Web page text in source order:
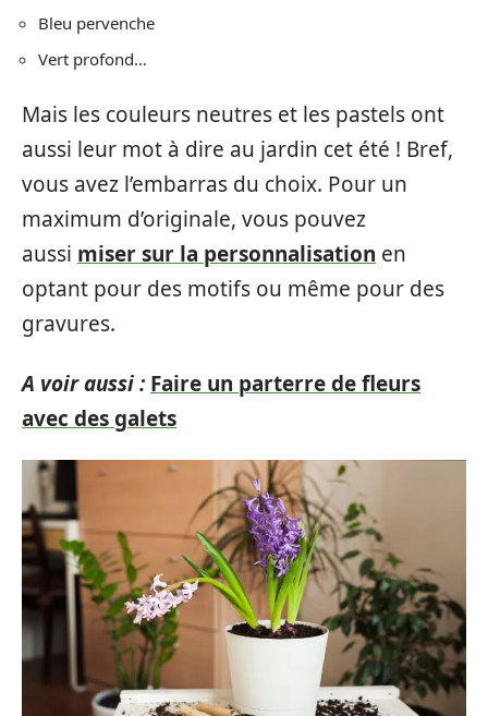
Bleu pervenche
Vert profond…
Mais les couleurs neutres et les pastels ont
aussi leur mot à dire au jardin cet été ! Bref,
vous avez l’embarras du choix. Pour un
maximum d’originale, vous pouvez
aussi miser sur la personnalisation en
optant pour des motifs ou même pour des
gravures.
A voir aussi : Faire un parterre de fleurs
avec des galets